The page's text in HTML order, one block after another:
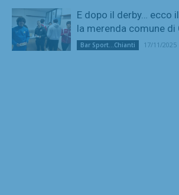
E dopo il derby… ecco
la merenda comune di
Bar Sport...Chianti 17/11/2025